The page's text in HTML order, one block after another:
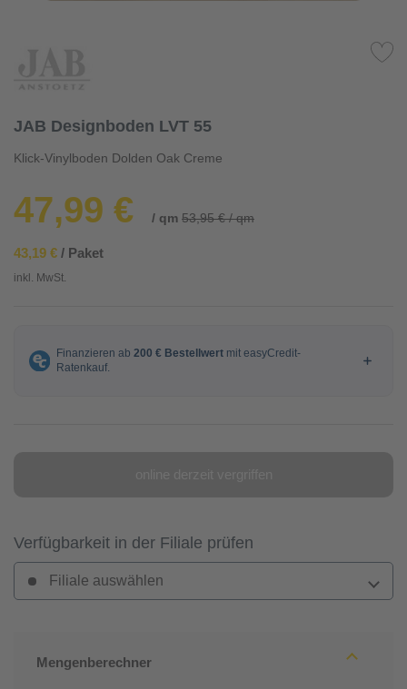
JAB Designboden LVT 55
Klick-Vinylboden Dolden Oak Creme
47,99 € / qm 53,95 € / qm
43,19 € / Paket
inkl. MwSt.
Verfügbarkeit in der Filiale prüfen
Filiale auswählen
Mengenberechner